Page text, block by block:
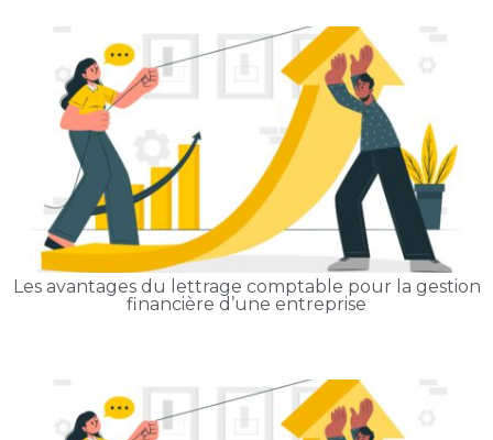
Les avantages du lettrage comptable pour la gestion
financière d’une entreprise